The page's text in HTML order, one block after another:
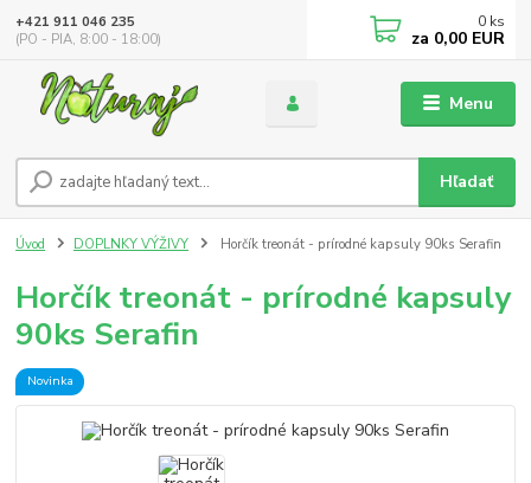
Menu
Hľadať
+421 911 046 235
(PO - PIA, 8:00 - 18:00)
0 ks
za 0,00 EUR
Úvod DOPLNKY VÝŽIVY Horčík treonát - prírodné kapsuly 90ks Serafin
Horčík treonát - prírodné kapsuly
90ks Serafin
Novinka